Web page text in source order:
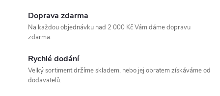
Doprava zdarma
Na každou objednávku nad 2 000 Kč Vám dáme dopravu
zdarma.
Rychlé dodání
Velký sortiment držíme skladem, nebo jej obratem získáváme od
dodavatelů.